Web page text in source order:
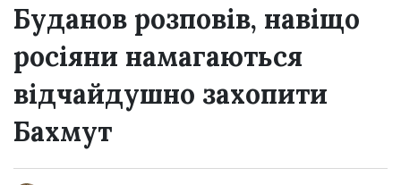
Буданов розповів, навіщо
росіяни намагаються
відчайдушно захопити
Бахмут